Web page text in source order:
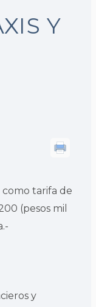
Y
como tarifa de
(pesos mil
y